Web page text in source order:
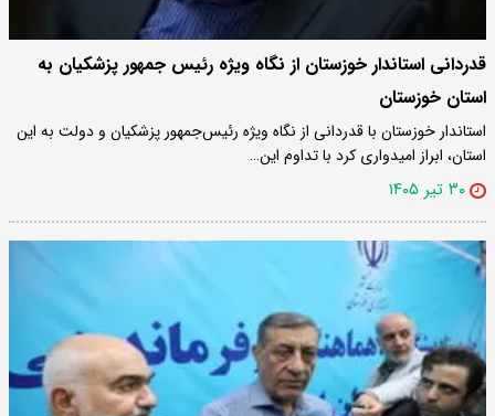
قدردانی استاندار خوزستان از نگاه ویژه رئیس جمهور پزشکیان به
استان خوزستان
استاندار خوزستان با قدردانی از نگاه ویژه رئیس‌جمهور پزشکیان و دولت به این
استان، ابراز امیدواری کرد با تداوم این…
۳۰ تیر ۱۴۰۵